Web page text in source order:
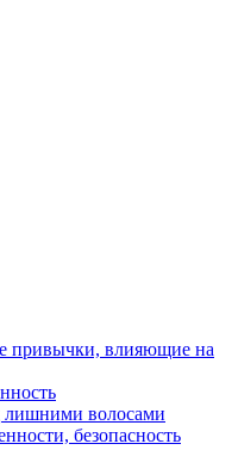
привычки, влияющие на
волосами
безопасность